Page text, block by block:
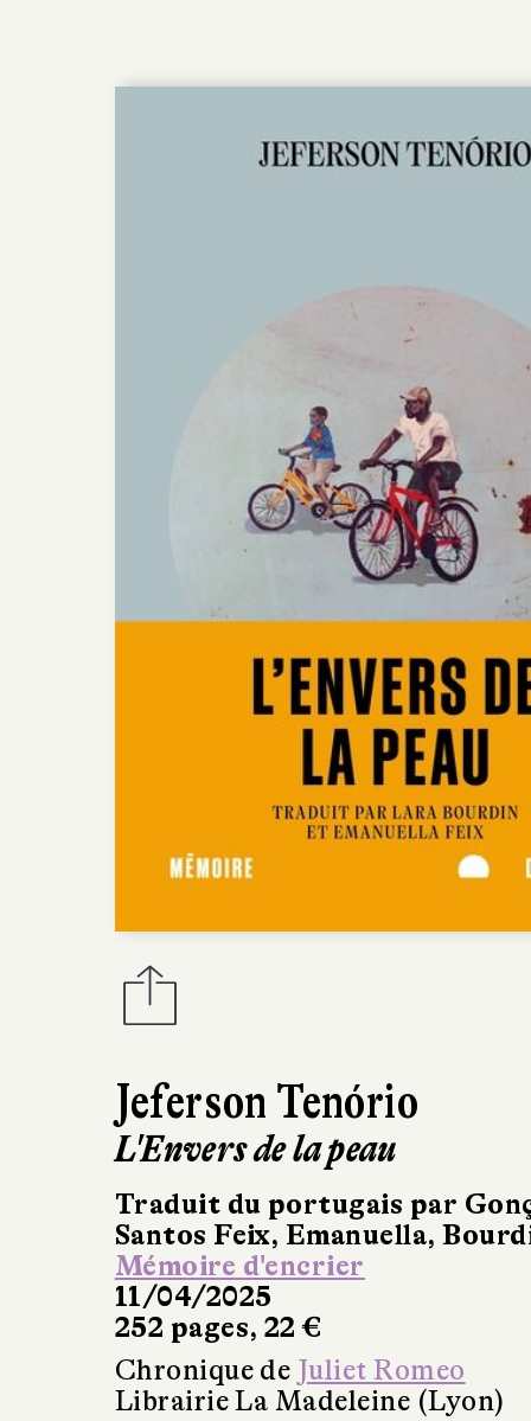
Jeferson Tenório
L'Envers de la peau
Traduit du portugais par
Santos Feix, Emanuella,
Mémoire d'encrier
11/04/2025
252 pages, 22 €
Chronique de Juliet Romeo
Librairie La Madeleine (Lyon)